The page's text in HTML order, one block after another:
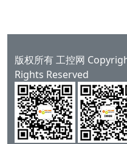
版权所有 工控网
Rights Reserved